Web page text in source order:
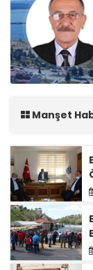
Manşet